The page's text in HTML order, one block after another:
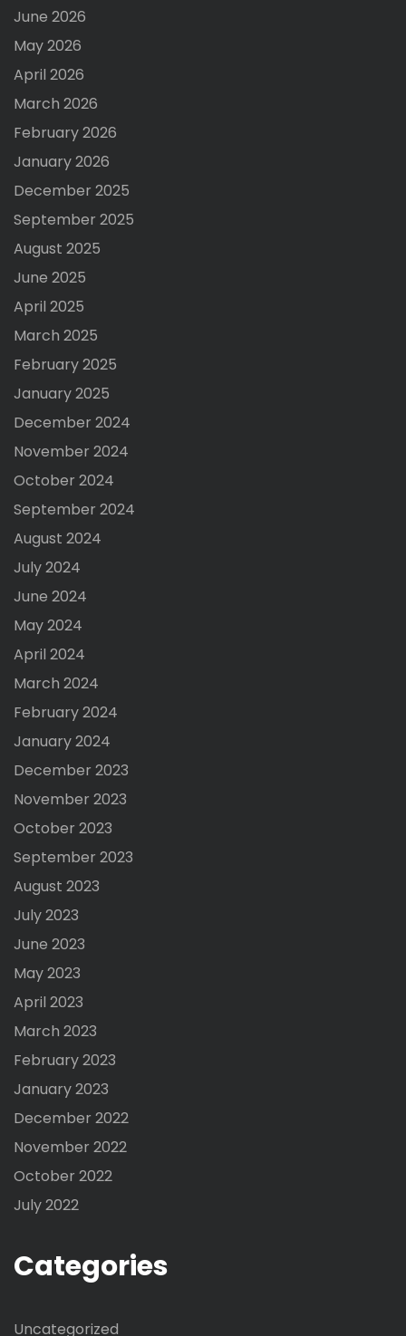
June 2026
May 2026
April 2026
March 2026
February 2026
January 2026
December 2025
September 2025
August 2025
June 2025
April 2025
March 2025
February 2025
January 2025
December 2024
November 2024
October 2024
September 2024
August 2024
July 2024
June 2024
May 2024
April 2024
March 2024
February 2024
January 2024
December 2023
November 2023
October 2023
September 2023
August 2023
July 2023
June 2023
May 2023
April 2023
March 2023
February 2023
January 2023
December 2022
November 2022
October 2022
July 2022
Categories
Uncategorized